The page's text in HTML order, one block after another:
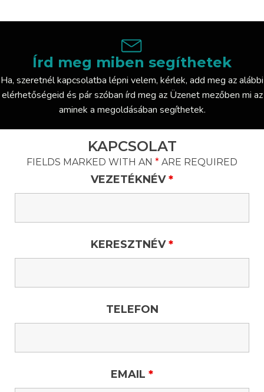
Írd meg miben segíthetek
Ha, szeretnél kapcsolatba lépni velem, kérlek, add meg az alábbi
elérhetőségeid és pár szóban írd meg az Üzenet mezőben mi az
aminek a megoldásában segíthetek.
KAPCSOLAT
FIELDS MARKED WITH AN * ARE REQUIRED
VEZETÉKNÉV*
KERESZTNÉV*
TELEFON
EMAIL *